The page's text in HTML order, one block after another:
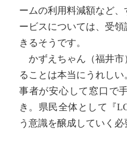
ームの利用料減額など
ービスについては、受
きるそうです。
かずえちゃん（福井市
ることは本当にうれし
事者が安心して窓口で
き。県民全体として『
う意識を醸成していく必